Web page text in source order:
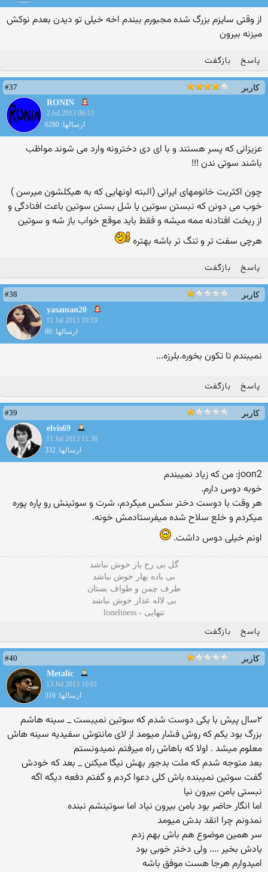
از وقتی سایزم بزرگ شده مجبورم ببندم اخه خیلی تو دیدن بعدم نوکش
میزنه بیرون
پاسخ بازگفت
کاربر
#37
RONIN
2 Jul 2013 06:13
ارسالها: 6280
عزیزانی که پسر هستند و با ای دی دخترونه وارد می شوند مواظب
باشند سوتی ندن !!!
چون اکثریت خانومهای ایرانی (البته اونهایی که به هیکلشون میرسن )
خوب می دونن که نبستن سوتین یا شل بستن سوتین باعث افتادگی و
از ریخت افتادنه ممه میشه و فقط باید موقع خواب باز شه و سوتین
هرچی سفت تر و تنگ تر باشه بهتره
پاسخ بازگفت
کاربر
#38
yasaman20
11 Jul 2013 10:10
ارسالها: 80
نمیبندم تا تکون بخوره.بلرزه...
پاسخ بازگفت
کاربر
#39
elvis69
11 Jul 2013 11:36
ارسالها: 332
joon2: من که زیاد نمیبندم
خوبه دوس دارم.
هر وقت با دوست دختر سکس میکردم، شرت و سوتینش رو پاره پوره
میکردم و خلع سلاح شده میفرستادمش خونه.
اونم خیلی دوس داشت.
گل بی رخ یار خوش نباشد
بی باده بهار خوش نباشد
طرف چمن و طواف بستان
بی لاله عذار خوش نباشد
تنهایی - loneliness
پاسخ بازگفت
کاربر
#40
Metalic
13 Jul 2013 16:01
ارسالها: 316
۲سال پیش با یکی دوست شدم که سوتین نمیبست _ سینه هاشم
بزرگ بود یکم که روش فشار میومد از لای مانتوش سفیدیه سینه هاش
معلوم میشد . اولا که باهاش راه میرفتم نمیدونستم
بعد متوجه شدم که ملت بدجور بهش نیگا میکنن _ بعد که خودش
گفت سوتین نمیبنده باش کلی دعوا کردم و گفتم دفعه دیگه اگه
نبستی بامن بیرون نیا
اما انگار حاضر بود بامن بیرون نیاد اما سوتینشم نبنده
نمدونم چرا انقد بدش میومد
سر همین موضوع هم باش بهم زدم
یادش بخیر .... ولی دختر خوبی بود
امیدوارم هرجا هست موفق باشه